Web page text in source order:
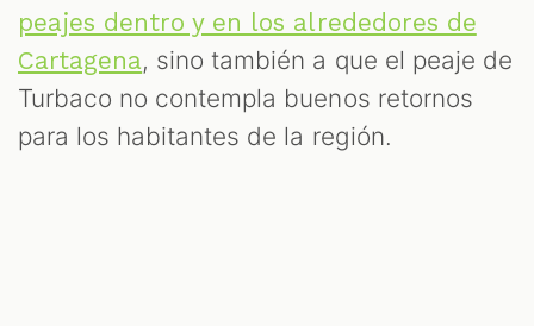
peajes dentro y en los alrededores de
Cartagena, sino también a que el peaje de
Turbaco no contempla buenos retornos
para los habitantes de la región.